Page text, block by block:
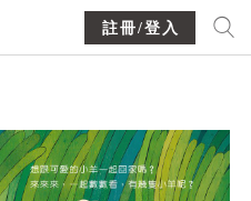
註冊/登入